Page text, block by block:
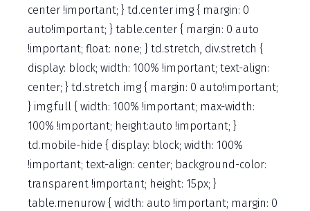
center !important; } td.center img { margin: 0
auto!important; } table.center { margin: 0 auto
!important; float: none; } td.stretch, div.stretch {
display: block; width: 100% !important; text-align:
center; } td.stretch img { margin: 0 auto!important;
} img.full { width: 100% !important; max-width:
100% !important; height:auto !important; }
td.mobile-hide { display: block; width: 100%
!important; text-align: center; background-color:
transparent !important; height: 15px; }
table.menurow { width: auto !important; margin: 0